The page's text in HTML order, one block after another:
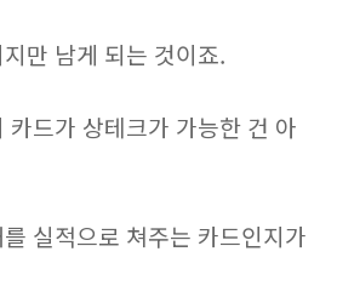
만 남게 되는 것이죠.
카드가 상테크가 가능한 건 아
실적으로 쳐주는 카드인지가